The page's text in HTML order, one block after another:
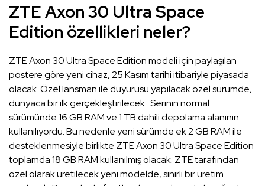
ZTE Axon 30 Ultra Space
Edition özellikleri neler?
ZTE Axon 30 Ultra Space Edition modeli için paylaşılan
postere göre yeni cihaz, 25 Kasım tarihi itibariyle piyasada
olacak. Özel lansman ile duyurusu yapılacak özel sürümde,
dünyaca bir ilk gerçekleştirilecek. Serinin normal
sürümünde 16 GB RAM ve 1 TB dahili depolama alanının
kullanılıyordu. Bu nedenle yeni sürümde ek 2 GB RAM ile
desteklenmesiyle birlikte ZTE Axon 30 Ultra Space Edition
toplamda 18 GB RAM kullanılmış olacak. ZTE tarafından
özel olarak üretilecek yeni modelde, sınırlı bir üretim